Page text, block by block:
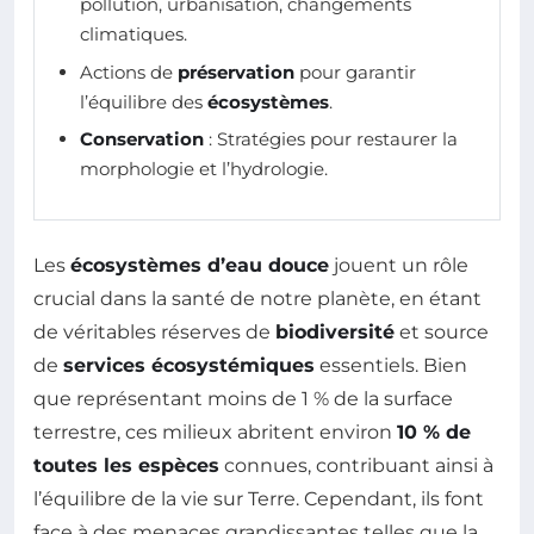
climatiques.
Actions de préservation pour garantir
l’équilibre des écosystèmes.
Conservation : Stratégies pour restaurer la
morphologie et l’hydrologie.
Les écosystèmes d’eau douce jouent un rôle
crucial dans la santé de notre planète, en étant
de véritables réserves de biodiversité et source
de services écosystémiques essentiels. Bien
que représentant moins de 1 % de la surface
terrestre, ces milieux abritent environ 10 % de
toutes les espèces connues, contribuant ainsi à
l’équilibre de la vie sur Terre. Cependant, ils font